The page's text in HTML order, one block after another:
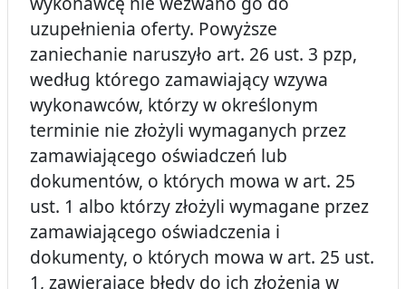
uzupełnienia oferty. Powyższe
zaniechanie naruszyło art. 26 ust. 3 pzp,
według którego zamawiający wzywa
wykonawców, którzy w określonym
terminie nie złożyli wymaganych przez
zamawiającego oświadczeń lub
dokumentów, o których mowa w art. 25
ust. 1 albo którzy złożyli wymagane przez
zamawiającego oświadczenia i
dokumenty, o których mowa w art. 25 ust.
1, zawierające błędy do ich złożenia w